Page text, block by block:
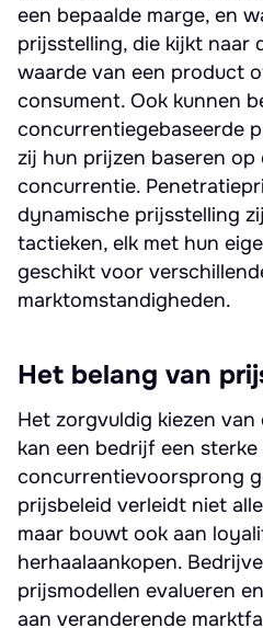
een bepaalde marge, en
prijsstelling, die kijkt naar
waarde van een product
consument. Ook kunnen
concurrentiegebaseerde
zij hun prijzen baseren op
concurrentie.
dynamische prijsstelling
tactieken, elk met hun
geschikt voor
marktomstandigheden.
Het belang van
Het zorgvuldig kiezen
kan een bedrijf een sterke
concurrentievoorsprong
prijsbeleid verleidt niet
maar bouwt ook aan
herhaalaankopen.
prijsmodellen evalueren
aan veranderende